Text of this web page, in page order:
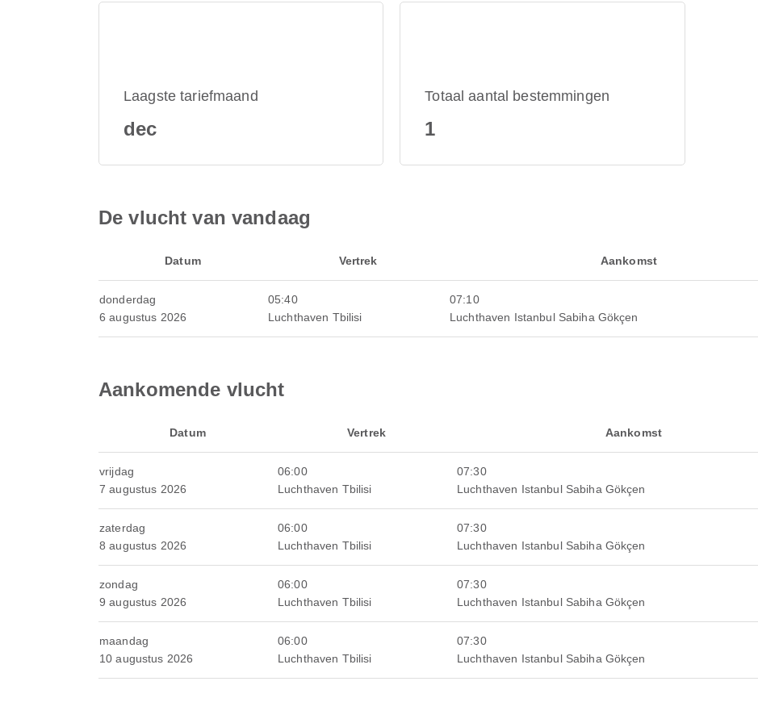
Laagste tariefmaand
dec
Totaal aantal bestemmingen
1
De vlucht van vandaag
Datum Vertrek Aankomst
donderdag
6 augustus 2026
05:40
Luchthaven Tbilisi
07:10
Luchthaven Istanbul Sabiha Gökçen
Aankomende vlucht
Datum Vertrek Aankomst
vrijdag
7 augustus 2026
06:00
Luchthaven Tbilisi
07:30
Luchthaven Istanbul Sabiha Gökçen
zaterdag
8 augustus 2026
06:00
Luchthaven Tbilisi
07:30
Luchthaven Istanbul Sabiha Gökçen
zondag
9 augustus 2026
06:00
Luchthaven Tbilisi
07:30
Luchthaven Istanbul Sabiha Gökçen
maandag
10 augustus 2026
06:00
Luchthaven Tbilisi
07:30
Luchthaven Istanbul Sabiha Gökçen